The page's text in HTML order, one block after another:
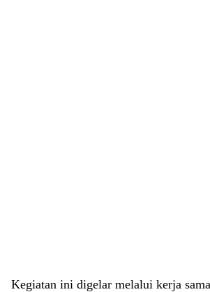
Kegiatan ini digelar melalui kerja